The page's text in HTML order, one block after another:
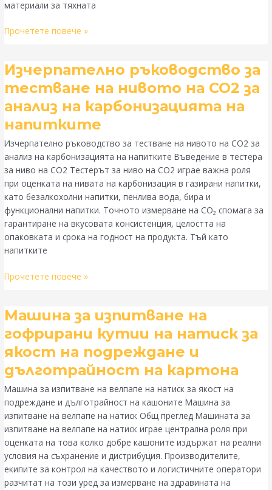
материали за тяхната
сила
подреждане
Прочетете повече »
Изчерпателно ръководство за
тестване на нивото на CO2 за
анализ на карбонизацията на
напитките
Изчерпателно ръководство за тестване на нивото на CO2 за
анализ на карбонизацията на напитките Въведение в тестера
за ниво на CO2 Тестерът за ниво на CO2 играе важна роля
при оценката на нивата на карбонизация в газирани напитки,
като безалкохолни напитки, пенлива вода, бира и
функционални напитки. Точното измерване на СО₂ спомага за
гарантиране на вкусовата консистенция, целостта на
опаковката и срока на годност на продукта. Тъй като
напитките
Изчерпателно
ръководство
за
тестване
на
на
CO2
за
анализ
на
карбонизацията
на
напитките
Прочетете повече »
Машина за изпитване на
гофрирани кутии на натиск за
якост на подреждане и
дълготрайност на картона
Машина за изпитване на велпапе на натиск за якост на
подреждане и дълготрайност на кашоните Машина за
изпитване на велпапе на натиск Общ преглед Машината за
изпитване на велпапе на натиск играе централна роля при
оценката на това колко добре кашоните издържат на реални
условия на съхранение и дистрибуция. Производителите,
екипите за контрол на качеството и логистичните оператори
разчитат на този уред за измерване на здравината на
Машина
изпитване
на
гофрирани
кутии
на
натиск
за
якост
на
подреждане
и
дълготрайност